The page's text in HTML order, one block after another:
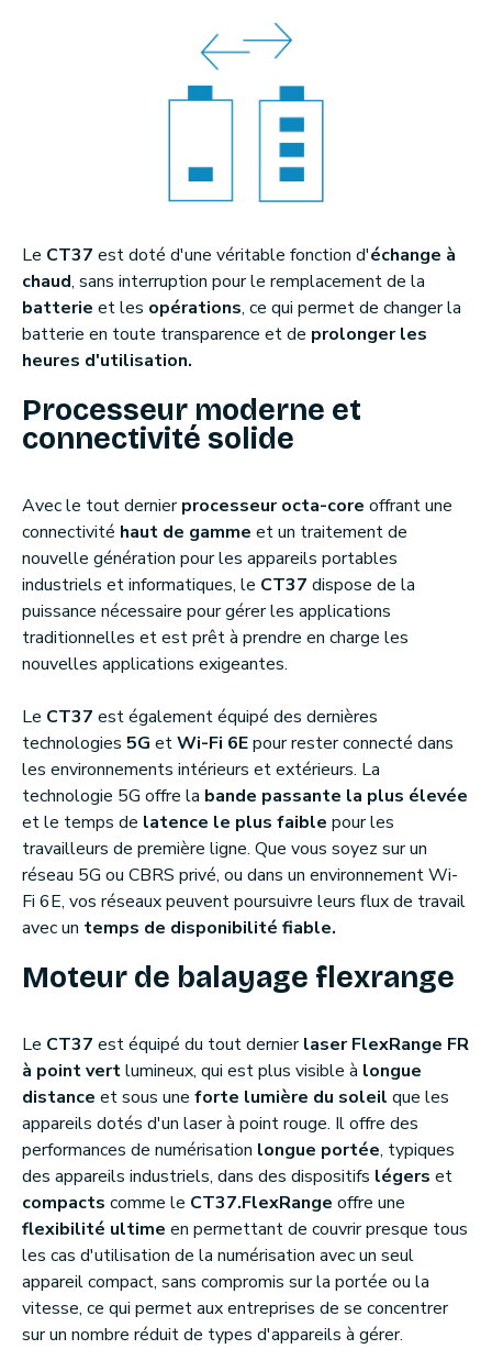
Le CT37 est doté d'une véritable fonction d'échange à
chaud, sans interruption pour le remplacement de la
batterie et les opérations, ce qui permet de changer la
batterie en toute transparence et de prolonger les
heures d'utilisation.
Processeur moderne et
connectivité solide
Avec le tout dernierprocesseur octa-core offrant une
connectivité haut de gamme et un traitement de
nouvelle génération pour les appareils portables
industriels et informatiques, le CT37 dispose de la
puissance nécessaire pour gérer les applications
traditionnelles et est prêt à prendre en charge les
nouvelles applications exigeantes.
Le CT37 est également équipé des dernières
technologies 5G etWi-Fi 6Epour rester connecté dans
les environnements intérieurs et extérieurs. La
technologie 5G offre la bande passante la plus élevée
et le temps de latence le plus faible pour les
travailleurs de première ligne. Que vous soyez sur un
réseau 5G ou CBRS privé, ou dans un environnement Wi-
Fi 6E, vos réseaux peuvent poursuivre leurs flux de travail
avec un temps de disponibilité fiable.
Moteur de balayage flexrange
Le CT37 est équipé du tout dernierlaser FlexRange FR
à point vertlumineux, qui est plus visible à longue
distance et sous une forte lumière du soleil que les
appareils dotés d'un laser à point rouge. Il offre des
performances de numérisation longue portée, typiques
des appareils industriels, dans des dispositifs légers et
compacts comme le CT37.FlexRange offre une
flexibilité ultime en permettant de couvrir presque tous
les cas d'utilisation de la numérisation avec un seul
appareil compact, sans compromis sur la portée ou la
vitesse, ce qui permet aux entreprises de se concentrer
sur un nombre réduit de types d'appareils à gérer.